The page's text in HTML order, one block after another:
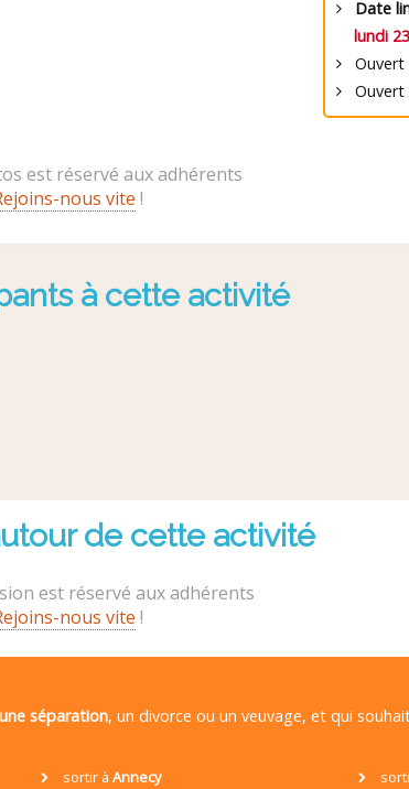
Date
lundi
Ouvert
Ouvert
est réservé aux adhérents
nous vite !
à cette activité
de cette activité
est réservé aux adhérents
nous vite !
séparation, un divorce ou un veuvage, et qui
sortir à Annecy